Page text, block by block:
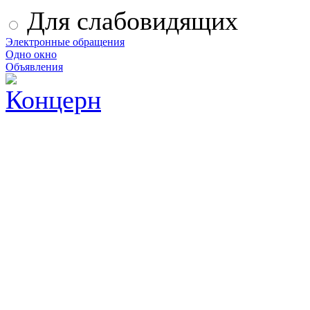
Для слабовидящих
Электронные обращения
Одно окно
Объявления